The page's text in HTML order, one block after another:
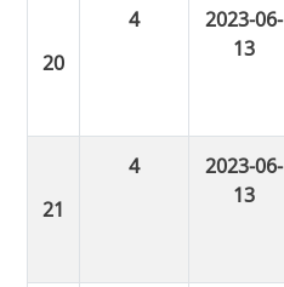
4
2023-06-
13
4
2023-06-
13